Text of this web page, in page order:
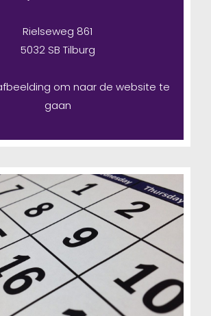
Rielseweg 861
5032 SB Tilburg
om naar de website te
gaan